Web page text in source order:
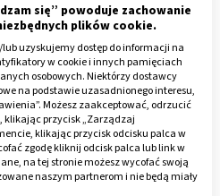
trakcie, aby mogło poznać
trochę, aby pobawiło się z
raz zostanie sam w
pojawia się pytanie czy
przyjść. Niestety ten
nawet po kilku miesiącach
ono może nadal mieć
się” powoduje zachowanie
plików cookie.
uzyskujemy dostęp do informacji na
w cookie i innych pamięciach
osobowych. Niektórzy dostawcy
na podstawie uzasadnionego interesu,
Możesz zaakceptować, odrzucić
przycisk „Zarządzaj
klikając przycisk odcisku palca w
zgodę kliknij odcisk palca lub link w
na tej stronie możesz wycofać swoją
naszym partnerom i nie będą miały